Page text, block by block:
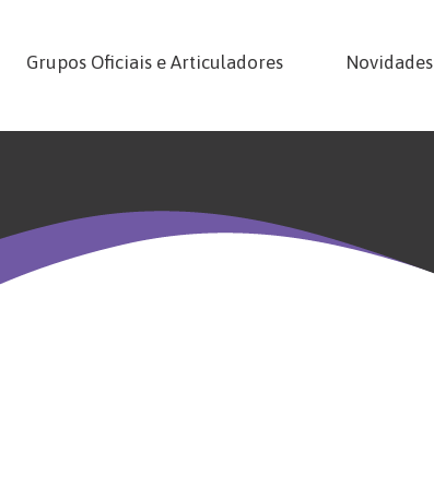
Grupos Oficiais e Articuladores Novidades